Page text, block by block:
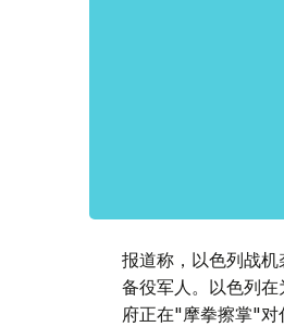
报道称，以色列战
备役军人。以色列
府正在"摩拳擦掌"对